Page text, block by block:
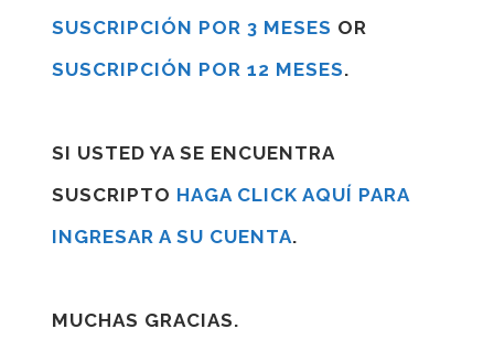
SUSCRIPCIÓN POR 3 MESES OR
SUSCRIPCIÓN POR 12 MESES.
SI USTED YA SE ENCUENTRA
SUSCRIPTO HAGA CLICK AQUÍ PARA
INGRESAR A SU CUENTA.
MUCHAS GRACIAS.